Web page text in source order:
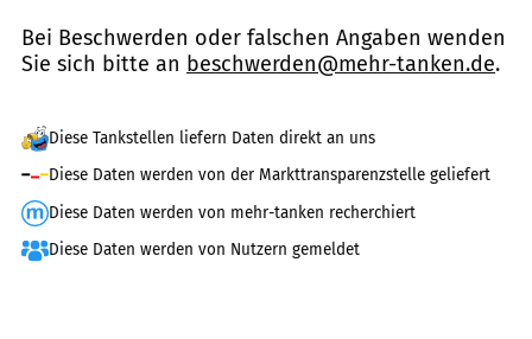
Bei Beschwerden oder falschen Angaben wenden
Sie sich bitte an beschwerden@mehr-tanken.de.
Diese Tankstellen liefern Daten direkt an uns
Diese Daten werden von der Markttransparenzstelle geliefert
Diese Daten werden von mehr-tanken recherchiert
Diese Daten werden von Nutzern gemeldet